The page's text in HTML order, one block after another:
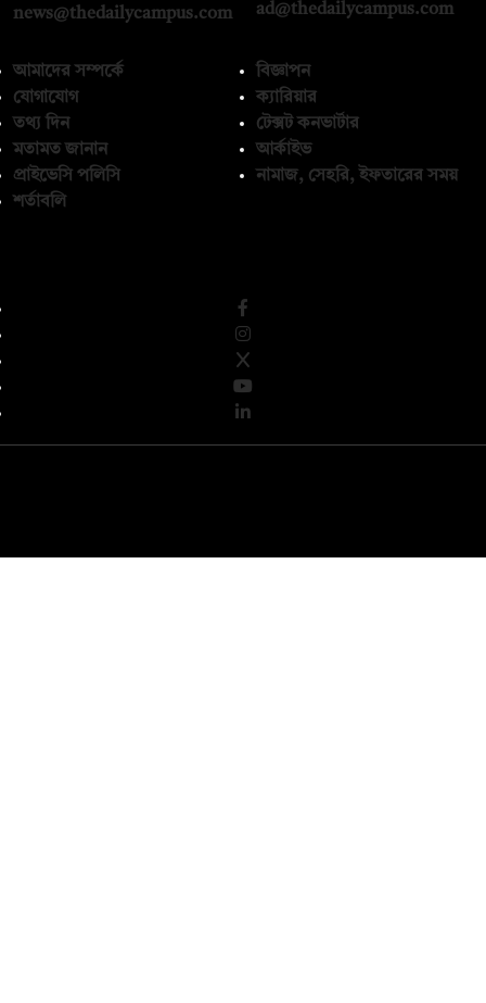
news@thedailycampus.com ad@thedailycampus.com
আমাদের সম্পর্কে
যোগাযোগ
তথ্য দিন
মতামত জানান
প্রাইভেসি পলিসি
শর্তাবলি
বিজ্ঞাপন
ক্যারিয়ার
টেক্সট কনভার্টার
আর্কাইভ
নামাজ, সেহরি, ইফতারের সময়